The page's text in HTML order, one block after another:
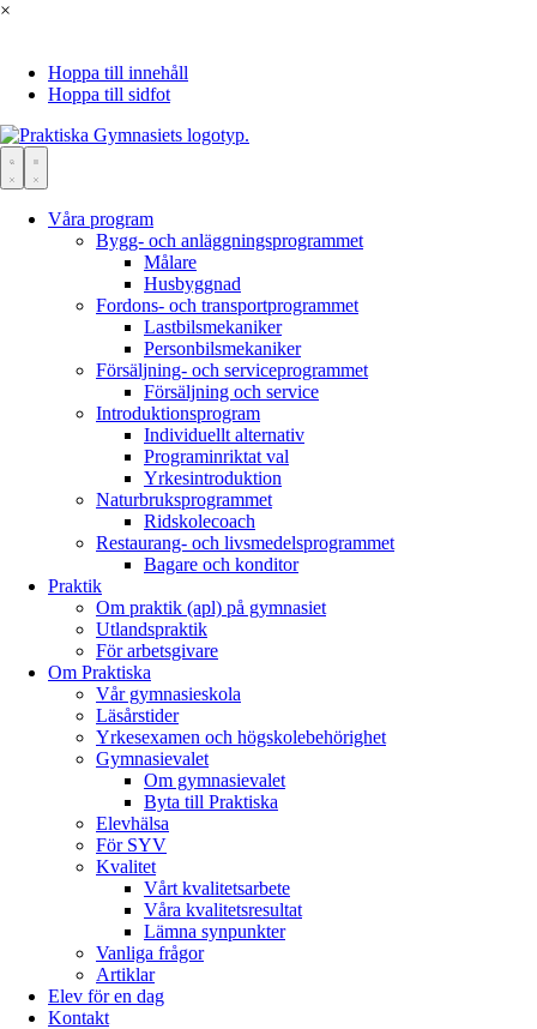
×
Hoppa till innehåll
Hoppa till sidfot
Våra program
Bygg- och anläggningsprogrammet
Målare
Husbyggnad
Fordons- och transportprogrammet
Lastbils­mekaniker
Personbils­mekaniker
Försäljning- och serviceprogrammet
Försäljning och service
Introduktionsprogram
Individuellt alternativ
Programinriktat val
Yrkesintroduktion
Naturbruksprogrammet
Ridskolecoach
Restaurang- och livsmedelsprogrammet
Bagare och konditor
Praktik
Om praktik (apl) på gymnasiet
Utlandspraktik
För arbetsgivare
Om Praktiska
Vår gymnasieskola
Läsårstider
Yrkesexamen och högskolebehörighet
Gymnasievalet
Om gymnasievalet
Byta till Praktiska
Elevhälsa
För SYV
Kvalitet
Vårt kvalitetsarbete
Våra kvalitetsresultat
Lämna synpunkter
Vanliga frågor
Artiklar
Elev för en dag
Kontakt